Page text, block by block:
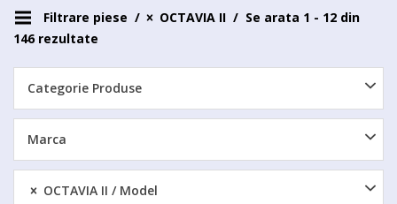
Filtrare piese OCTAVIA II
Se arata 1 - 12 din
146 rezultate
Categorie Produse
Marca
OCTAVIA II Model